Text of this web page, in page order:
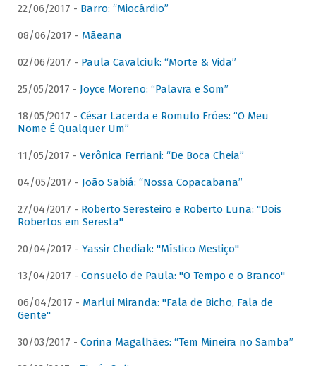
22/06/2017 - Barro: “Miocárdio”
08/06/2017 - Mãeana
02/06/2017 - Paula Cavalciuk: “Morte & Vida”
25/05/2017 - Joyce Moreno: “Palavra e Som”
18/05/2017 - César Lacerda e Romulo Fróes: “O Meu
Nome É Qualquer Um”
11/05/2017 - Verônica Ferriani: “De Boca Cheia”
04/05/2017 - João Sabiá: “Nossa Copacabana”
27/04/2017 - Roberto Seresteiro e Roberto Luna: "Dois
Robertos em Seresta"
20/04/2017 - Yassir Chediak: "Místico Mestiço"
13/04/2017 - Consuelo de Paula: "O Tempo e o Branco"
06/04/2017 - Marlui Miranda: "Fala de Bicho, Fala de
Gente"
30/03/2017 - Corina Magalhães: “Tem Mineira no Samba”